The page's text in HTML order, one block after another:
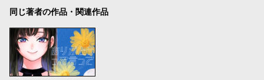
同じ著者の作品・関連作品